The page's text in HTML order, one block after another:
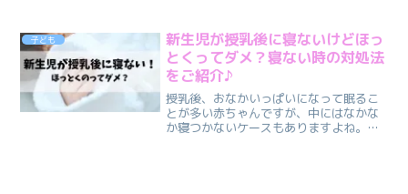
ー、新作と旧作の違いは何？ プーさんメ
リーの口コミはどう？こ...
子ども
新生児が授乳後に寝ないけどほっ
とくってダメ？寝ない時の対処法
をご紹介♪
授乳後、おなかいっぱいになって眠るこ
とが多い赤ちゃんですが、中にはなかな
か寝つかないケースもありますよね。特